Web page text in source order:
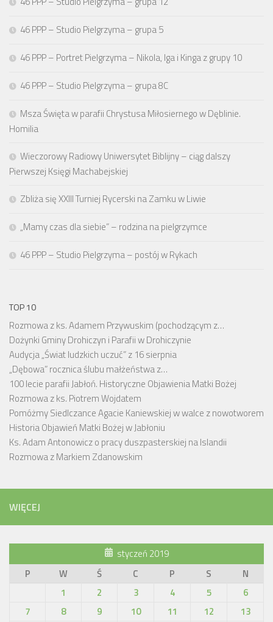
46 PPP – Studio Pielgrzyma – grupa 5
46 PPP – Portret Pielgrzyma – Nikola, Iga i Kinga z grupy 10
46 PPP – Studio Pielgrzyma – grupa 8C
Msza Święta w parafii Chrystusa Miłosiernego w Dęblinie.
Homilia
Wieczorowy Radiowy Uniwersytet Biblijny – ciąg dalszy
Pierwszej Księgi Machabejskiej
Zbliża się XXIII Turniej Rycerski na Zamku w Liwie
„Mamy czas dla siebie” – rodzina na pielgrzymce
46 PPP – Studio Pielgrzyma – postój w Rykach
TOP 10
Rozmowa z ks. Adamem Przywuskim (pochodzącym z…
Dożynki Gminy Drohiczyn i Parafii w Drohiczynie
Audycja „Świat ludzkich uczuć” z 16 sierpnia
„Dębowa” rocznica ślubu małżeństwa z…
100 lecie parafii Jabłoń. Historyczne Objawienia Matki Bożej
Rozmowa z ks. Piotrem Wojdatem
Pomóżmy Siedlczance Agacie Kaniewskiej w walce z nowotworem
Historia Objawień Matki Bożej w Jabłoniu
Ks. Adam Antonowicz o pracy duszpasterskiej na Islandii
Rozmowa z Markiem Zdanowskim
WIĘCEJ
styczeń 2019
P
W Ś C P S
N
1
2 3 4 5
6
7
8 9 10 11 12
13